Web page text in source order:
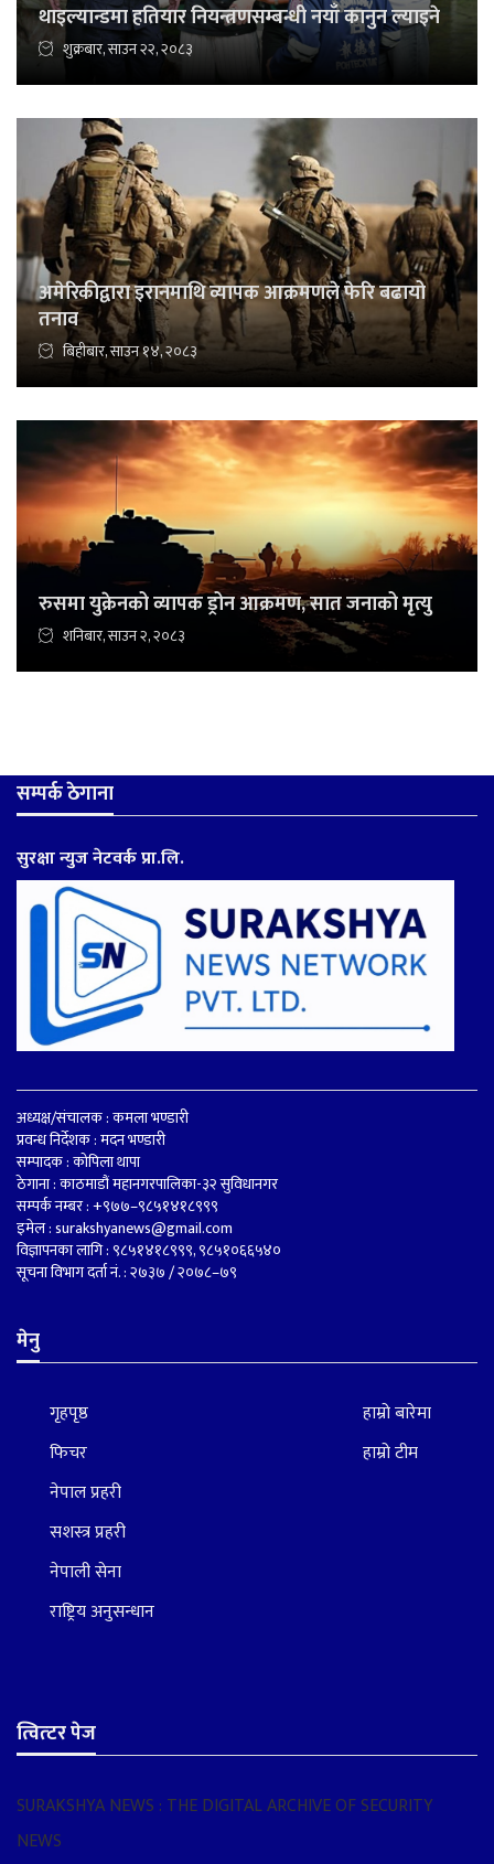
थाइल्यान्डमा हतियार नियन्त्रणसम्बन्धी नयाँ कानुन ल्याइने
शुक्रबार, साउन २२, २०८३
अमेरिकीद्वारा इरानमाथि व्यापक आक्रमणले फेरि बढायो
तनाव
बिहीबार, साउन १४, २०८३
रुसमा युक्रेनको व्यापक ड्रोन आक्रमण, सात जनाको मृत्यु
शनिबार, साउन २, २०८३
सम्पर्क ठेगाना
सुरक्षा न्युज नेटवर्क प्रा.लि.
अध्यक्ष/संचालक : कमला भण्डारी
प्रवन्ध निर्देशक : मदन भण्डारी
सम्पादक : कोपिला थापा
ठेगाना : काठमाडौं महानगरपालिका-३२ सुविधानगर
सम्पर्क नम्बर : +९७७–९८५१४१८९९९
इमेल :surakshyanews@gmail.com
विज्ञापनका लागि : ९८५१४१८९९९, ९८५१०६६५४०
सूचना विभाग दर्ता नं. : २७३७ / २०७८–७९
मेनु
गृहपृष्ठ
फिचर
नेपाल प्रहरी
सशस्त्र प्रहरी
नेपाली सेना
राष्ट्रिय अनुसन्धान
हाम्रो बारेमा
हाम्रो टीम
त्वित्टर पेज
SURAKSHYA NEWS : THE DIGITAL ARCHIVE OF SECURITY
NEWS